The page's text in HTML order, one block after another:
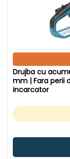
Drujba cu
mm | Fara perii
incarcator